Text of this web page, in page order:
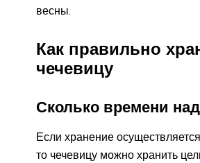
весны.
Как правильно
чечевицу
Сколько времени
Если хранение
то чечевицу можно хранить